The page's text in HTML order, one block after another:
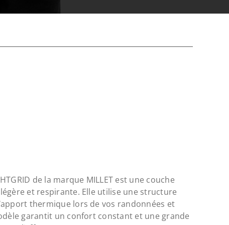
de la marque MILLET est une couche
et respirante. Elle utilise une structure
thermique lors de vos randonnées et
garantit un confort constant et une grande